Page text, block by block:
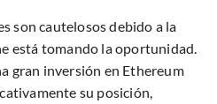
son cautelosos debido a la
está tomando la oportunidad.
gran inversión en Ethereum
su posición,